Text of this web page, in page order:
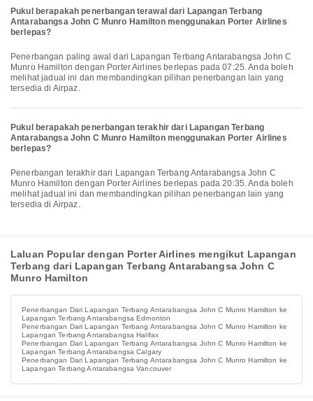
Pukul berapakah penerbangan terawal dari Lapangan Terbang
Antarabangsa John C Munro Hamilton menggunakan Porter Airlines
berlepas?
Penerbangan paling awal dari Lapangan Terbang Antarabangsa John C
Munro Hamilton dengan Porter Airlines berlepas pada 07:25. Anda boleh
melihat jadual ini dan membandingkan pilihan penerbangan lain yang
tersedia di Airpaz.
Pukul berapakah penerbangan terakhir dari Lapangan Terbang
Antarabangsa John C Munro Hamilton menggunakan Porter Airlines
berlepas?
Penerbangan terakhir dari Lapangan Terbang Antarabangsa John C
Munro Hamilton dengan Porter Airlines berlepas pada 20:35. Anda boleh
melihat jadual ini dan membandingkan pilihan penerbangan lain yang
tersedia di Airpaz.
Laluan Popular dengan Porter Airlines mengikut Lapangan
Terbang dari Lapangan Terbang Antarabangsa John C
Munro Hamilton
Penerbangan Dari Lapangan Terbang Antarabangsa John C Munro Hamilton ke
Lapangan Terbang Antarabangsa Edmonton
Penerbangan Dari Lapangan Terbang Antarabangsa John C Munro Hamilton ke
Lapangan Terbang Antarabangsa Halifax
Penerbangan Dari Lapangan Terbang Antarabangsa John C Munro Hamilton ke
Lapangan Terbang Antarabangsa Calgary
Penerbangan Dari Lapangan Terbang Antarabangsa John C Munro Hamilton ke
Lapangan Terbang Antarabangsa Vancouver